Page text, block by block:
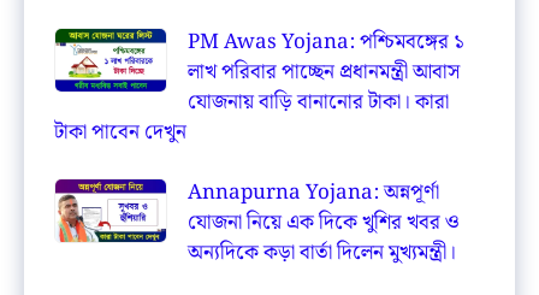
PM Awas Yojana: পশ্চিমবঙ্গের ১
লাখ পরিবার পাচ্ছেন প্রধানমন্ত্রী আবাস
যোজনায় বাড়ি বানানোর টাকা। কারা
টাকা পাবেন দেখুন
Annapurna Yojana: অন্নপূর্ণা
যোজনা নিয়ে এক দিকে খুশির খবর ও
অন্যদিকে কড়া বার্তা দিলেন মুখ্যমন্ত্রী।